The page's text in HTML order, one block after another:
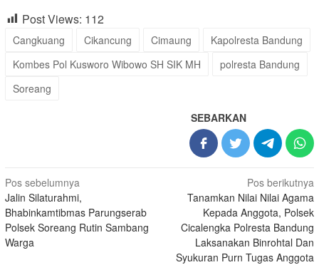
Post Views: 112
Cangkuang Cikancung Cimaung
Kapolresta Bandung
Kombes Pol Kusworo Wibowo SH SIK MH
polresta Bandung
Soreang
SEBARKAN
Navigasi
pos
Pos sebelumnya
Jalin Silaturahmi,
Bhabinkamtibmas Parungserab
Polsek Soreang Rutin Sambang
Warga
Pos berikutnya
Tanamkan Nilai Nilai Agama
Kepada Anggota, Polsek
Cicalengka Polresta Bandung
Laksanakan Binrohtal Dan
Syukuran Purn Tugas Anggota